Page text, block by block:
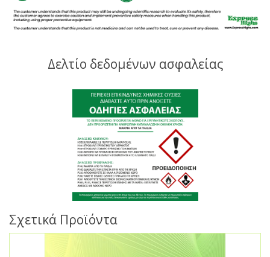
Δελτίο δεδομένων ασφαλείας
Σχετικά Προϊόντα